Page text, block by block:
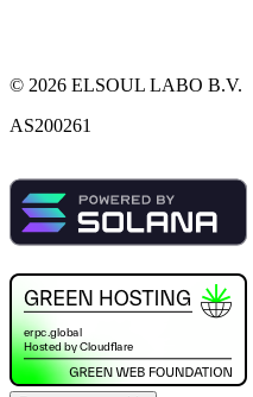
© 2026 ELSOUL LABO B.V.
AS200261